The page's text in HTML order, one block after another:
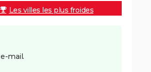
Les villes les plus froides
mail.